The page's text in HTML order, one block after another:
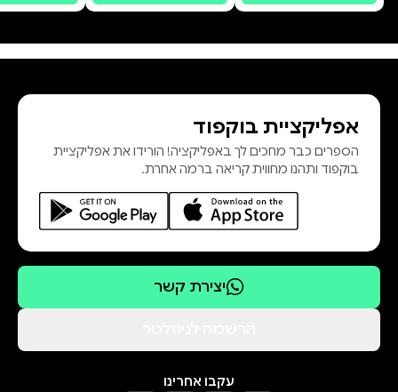
אפליקציית בוקפוד
הספרים כבר מחכים לך באפליקציה! הורידו את אפליקציית
בוקפוד ותהנו מחווית קריאה ברמה אחרת.
יצירת קשר
עקבו אחרינו